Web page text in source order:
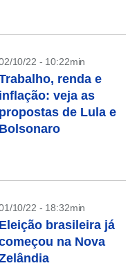
10/22 - 10:22min
renda e
inflação: veja as
propostas de Lula e
Bolsonaro
10/22 - 18:32min
Eleição brasileira já
na Nova